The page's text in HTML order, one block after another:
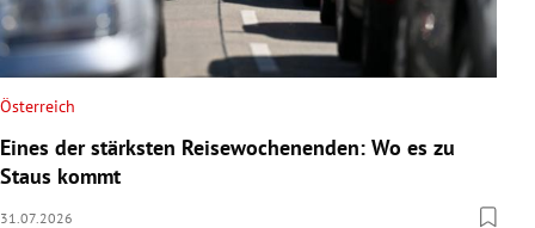
Österreich
Eines der stärksten Reisewochenenden: Wo es zu
Staus kommt
31.07.2026